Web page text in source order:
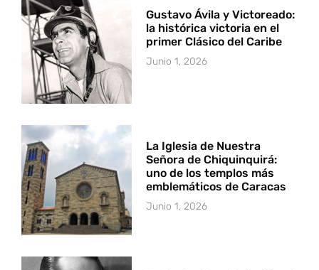
Gustavo Ávila y Victoreado:
la histórica victoria en el
primer Clásico del Caribe
Junio 1, 2026
La Iglesia de Nuestra
Señora de Chiquinquirá:
uno de los templos más
emblemáticos de Caracas
Junio 1, 2026